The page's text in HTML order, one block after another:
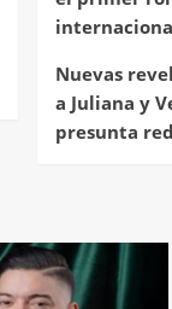
Nuevas
a Juliana y
presunta